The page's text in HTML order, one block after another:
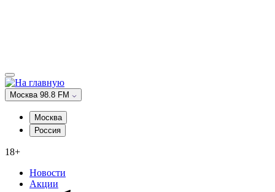
Москва 98.8 FM
Москва
Россия
18+
Новости
Акции